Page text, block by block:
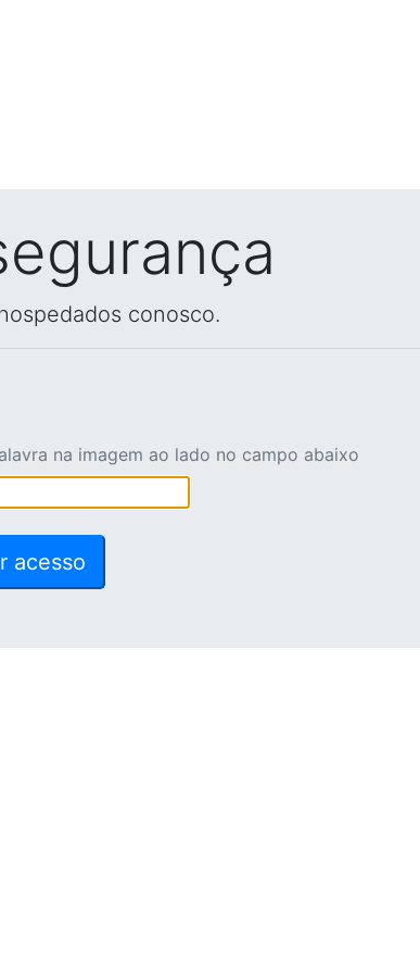
conosco.
na imagem ao lado no campo abaixo